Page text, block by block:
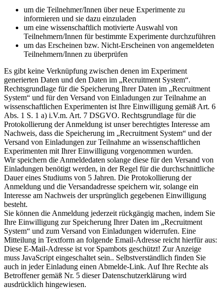
um die Teilnehmer/Innen über neue Experimente zu
informieren und sie dazu einzuladen
um eine wissenschaftlich motivierte Auswahl von
Teilnehmern/Innen für bestimmte Experimente durchzuführen
um das Erscheinen bzw. Nicht-Erscheinen von angemeldeten
Teilnehmern/Innen zu überprüfen
Es gibt keine Verknüpfung zwischen denen im Experiment
generierten Daten und den Daten im „Recruitment System“.
Rechtsgrundlage für die Speicherung Ihrer Daten im „Recruitment
System“ und für den Versand von Einladungen zur Teilnahme an
wissenschaftlichen Experimenten ist Ihre Einwilligung gemäß Art. 6
Abs. 1 S. 1 a) i.V.m. Art. 7 DSGVO. Rechtsgrundlage für die
Protokollierung der Anmeldung ist unser berechtigtes Interesse am
Nachweis, dass die Speicherung im „Recruitment System“ und der
Versand von Einladungen zur Teilnahme an wissenschaftlichen
Experimenten mit Ihrer Einwilligung vorgenommen wurden.
Wir speichern die Anmeldedaten solange diese für den Versand von
Einladungen benötigt werden, in der Regel für die durchschnittliche
Dauer eines Studiums von 5 Jahren. Die Protokollierung der
Anmeldung und die Versandadresse speichern wir, solange ein
Interesse am Nachweis der ursprünglich gegebenen Einwilligung
besteht.
Sie können die Anmeldung jederzeit rückgängig machen, indem Sie
Ihre Einwilligung zur Speicherung Ihrer Daten im „Recruitment
System“ und zum Versand von Einladungen widerrufen. Eine
Mitteilung in Textform an folgende Email-Adresse reicht hierfür aus:
Diese E-Mail-Adresse ist vor Spambots geschützt! Zur Anzeige
muss JavaScript eingeschaltet sein.. Selbstverständlich finden Sie
auch in jeder Einladung einen Abmelde-Link. Auf Ihre Rechte als
Betroffener gemäß Nr. 5 dieser Datenschutzerklärung wird
ausdrücklich hingewiesen.